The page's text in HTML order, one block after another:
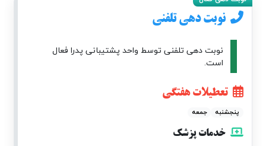
نوبت دهی تلفنی
نوبت دهی تلفنی توسط واحد پشتیبانی پدرا فعال
است.
تعطیلات هفتگی
پنجشنبه جمعه
خدمات پزشک